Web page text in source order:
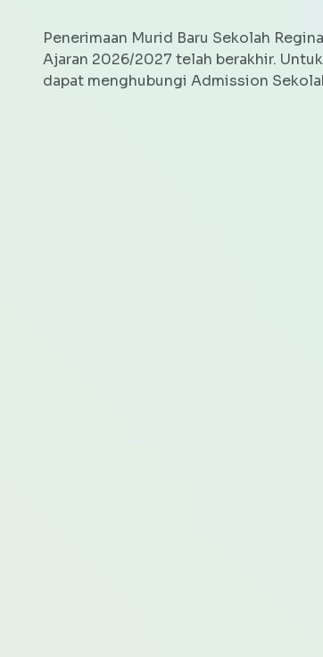
Penerimaan Murid Baru Sekolah
Ajaran 2026/2027 telah berakhir.
dapat menghubungi Admission